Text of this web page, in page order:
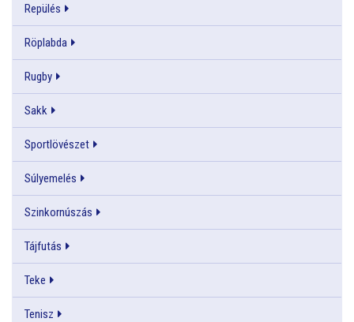
Repülés
Röplabda
Rugby
Sakk
Sportlövészet
Súlyemelés
Szinkornúszás
Tájfutás
Teke
Tenisz